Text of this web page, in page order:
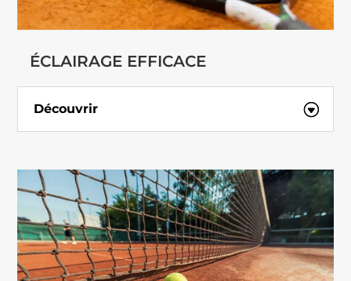
ÉCLAIRAGE EFFICACE
Découvrir